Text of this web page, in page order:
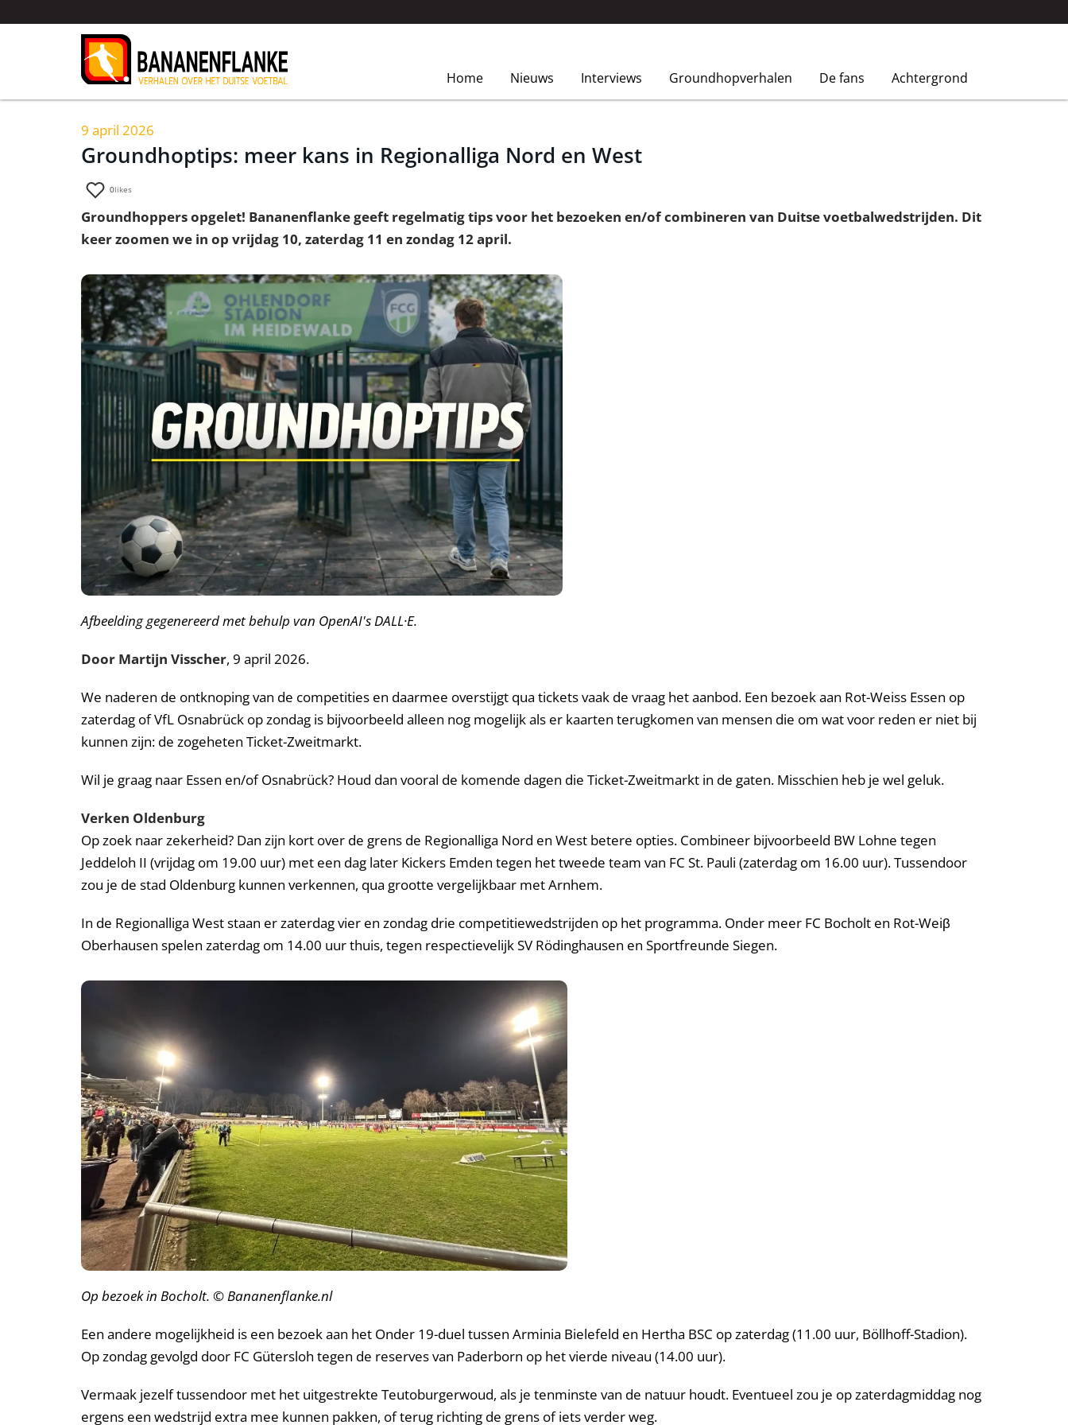
Home Nieuws Interviews Groundhopverhalen De fans Achtergrond
9 april 2026
Groundhoptips: meer kans in Regionalliga Nord en West
0likes
Groundhoppers opgelet! Bananenflanke geeft regelmatig tips voor het bezoeken en/of combineren van Duitse voetbalwedstrijden. Dit
keer zoomen we in op vrijdag 10, zaterdag 11 en zondag 12 april.
Afbeelding gegenereerd met behulp van OpenAI's DALL·E.
Door Martijn Visscher, 9 april 2026.
We naderen de ontknoping van de competities en daarmee overstijgt qua tickets vaak de vraag het aanbod. Een bezoek aan Rot-Weiss Essen op
zaterdag of VfL Osnabrück op zondag is bijvoorbeeld alleen nog mogelijk als er kaarten terugkomen van mensen die om wat voor reden er niet bij
kunnen zijn: de zogeheten Ticket-Zweitmarkt.
Wil je graag naar Essen en/of Osnabrück? Houd dan vooral de komende dagen die Ticket-Zweitmarkt in de gaten. Misschien heb je wel geluk.
Verken Oldenburg
Op zoek naar zekerheid? Dan zijn kort over de grens de Regionalliga Nord en West betere opties. Combineer bijvoorbeeld BW Lohne tegen
Jeddeloh II (vrijdag om 19.00 uur) met een dag later Kickers Emden tegen het tweede team van FC St. Pauli (zaterdag om 16.00 uur). Tussendoor
zou je de stad Oldenburg kunnen verkennen, qua grootte vergelijkbaar met Arnhem.
In de Regionalliga West staan er zaterdag vier en zondag drie competitiewedstrijden op het programma. Onder meer FC Bocholt en Rot-Weiβ
Oberhausen spelen zaterdag om 14.00 uur thuis, tegen respectievelijk SV Rödinghausen en Sportfreunde Siegen.
Op bezoek in Bocholt. © Bananenflanke.nl
Een andere mogelijkheid is een bezoek aan het Onder 19-duel tussen Arminia Bielefeld en Hertha BSC op zaterdag (11.00 uur, Böllhoff-Stadion).
Op zondag gevolgd door FC Gütersloh tegen de reserves van Paderborn op het vierde niveau (14.00 uur).
Vermaak jezelf tussendoor met het uitgestrekte Teutoburgerwoud, als je tenminste van de natuur houdt. Eventueel zou je op zaterdagmiddag nog
ergens een wedstrijd extra mee kunnen pakken, of terug richting de grens of iets verder weg.